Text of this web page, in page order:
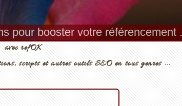
pour booster votre référencement .
avec refOK
scripts et autres outils SEO en tous genres ...